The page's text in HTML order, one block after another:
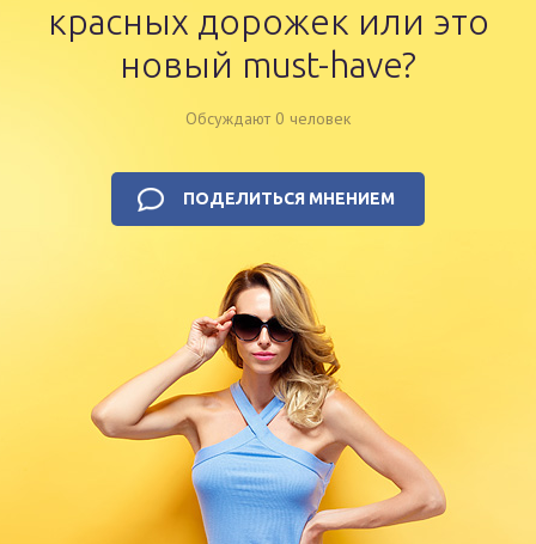
красных дорожек или это
новый must-have?
Обсуждают 0 человек
ПОДЕЛИТЬСЯ МНЕНИЕМ